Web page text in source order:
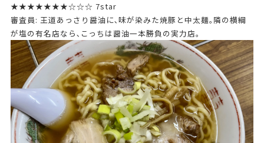
★★★★★★★☆☆☆ 7star
審査員: 王道あっさり醤油に､味が染みた焼豚と中太麺｡隣の横綱
が塩の有名店なら､こっちは醤油一本勝負の実力店｡